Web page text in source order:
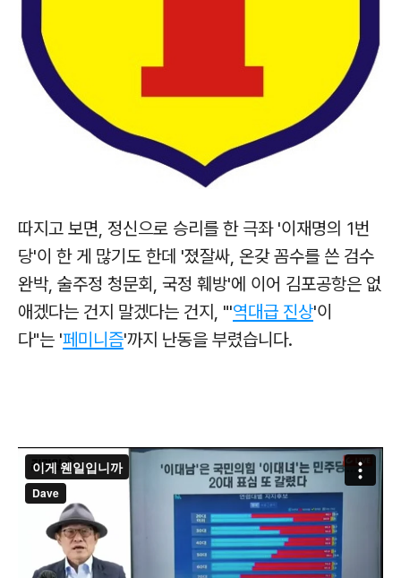
따지고 보면, 정신으로 승리를 한 극좌 '이재명의 1번
당'이 한 게 많기도 한데 '졌잘싸, 온갖 꼼수를 쓴 검수
완박, 술주정 청문회, 국정 훼방'에 이어 김포공항은 없
애겠다는 건지 말겠다는 건지, "'역대급 진상'이
다"는 '페미니즘'까지 난동을 부렸습니다.